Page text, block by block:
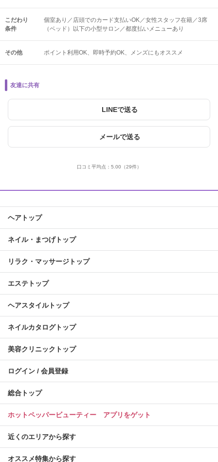
こだわり
条件
個室あり／店頭でのカード支払いOK／女性スタッフ在籍／3席
（ベッド）以下の小型サロン／都度払いメニューあり
その他 ポイント利用OK 即時予約OK メンズにもオススメ
友達に共有
LINEで送る
メールで送る
口コミ平均点： 5.00 （29件）
ヘアトップ
ネイル・まつげトップ
リラク・マッサージトップ
エステトップ
ヘアスタイルトップ
ネイルカタログトップ
美容クリニックトップ
ログイン / 会員登録
総合トップ
ホットペッパービューティー アプリをゲット
近くのエリアから探す
オススメ特集から探す